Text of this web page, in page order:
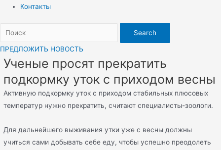
Контакты
Search
ПРЕДЛОЖИТЬ НОВОСТЬ
Ученые просят прекратить
подкормку уток с приходом весны
Активную подкормку уток с приходом стабильных плюсовых
температур нужно прекратить, считают специалисты-зоологи.
Для дальнейшего выживания утки уже с весны должны
учиться сами добывать себе еду, чтобы успешно преодолеть